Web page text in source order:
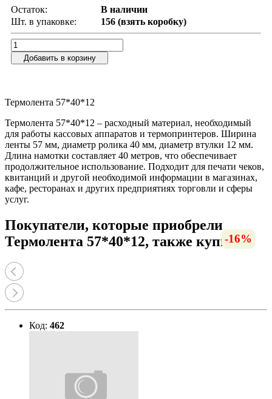
Остаток:
В наличии
Шт. в упаковке:
156 (взять коробку)
Добавить в корзину
Термолента 57*40*12
Термолента 57*40*12 – расходный материал, необходимый
для работы кассовых аппаратов и термопринтеров. Ширина
ленты 57 мм, диаметр ролика 40 мм, диаметр втулки 12 мм.
Длина намотки составляет 40 метров, что обеспечивает
продолжительное использование. Подходит для печати чеков,
квитанций и другой необходимой информации в магазинах,
кафе, ресторанах и других предприятиях торговли и сферы
услуг.
Покупатели, которые приобрели
Термолента 57*40*12, также купили
Код: 462
-8%
-66%
-10%
-7%
-8%
-13%
-6%
-6%
-56%
-12%
-16%